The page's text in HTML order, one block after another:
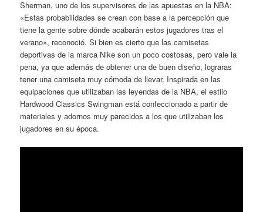
Sherman, uno de los supervisores de las apuestas en la NBA:
«Estas probabilidades se crean con base a la percepción que
tiene la gente sobre dónde acabarán estos jugadores tras el
verano», reconoció. Si bien es cierto que las camisetas
deportivas de la marca Nike son un poco costosas, pero vale la
pena, ya que además de obtener una de buen diseño, lograras
tener una camiseta muy cómoda de llevar. Inspirada en las
equipaciones que utilizaban las leyendas de la NBA, el estilo
Hardwood Classics Swingman está confeccionado a partir de
materiales y adornos muy parecidos a los que utilizaban los
jugadores en su época.